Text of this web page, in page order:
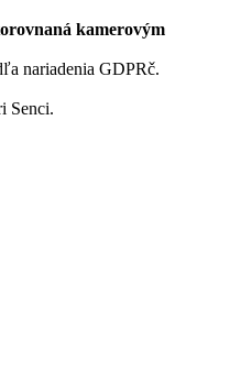
kamerovým
nariadenia GDPRč.
Senci.